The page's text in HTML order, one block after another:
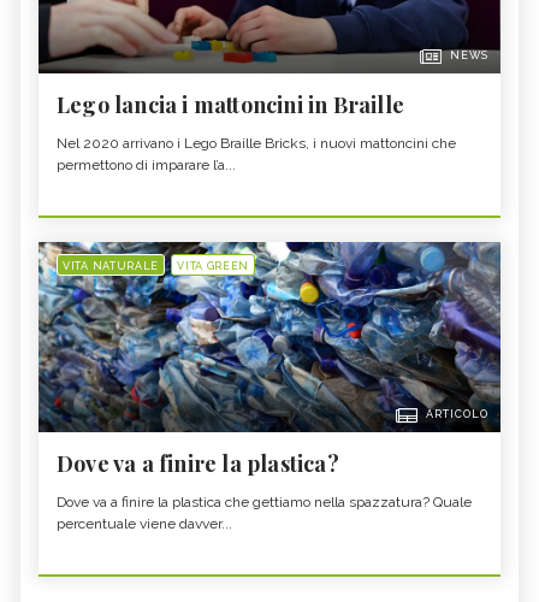
NEWS
Lego lancia i mattoncini in Braille
Nel 2020 arrivano i Lego Braille Bricks, i nuovi mattoncini che
permettono di imparare l’a...
VITA NATURALE VITA GREEN
ARTICOLO
Dove va a finire la plastica?
Dove va a finire la plastica che gettiamo nella spazzatura? Quale
percentuale viene davver...